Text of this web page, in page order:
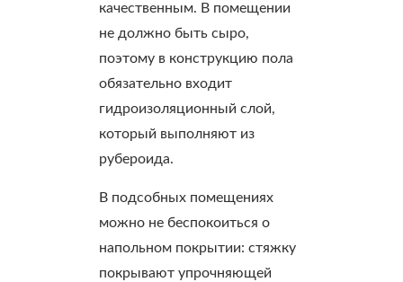
качественным. В помещении
не должно быть сыро,
поэтому в конструкцию пола
обязательно входит
гидроизоляционный слой,
который выполняют из
рубероида.
В подсобных помещениях
можно не беспокоиться о
напольном покрытии: стяжку
покрывают упрочняющей